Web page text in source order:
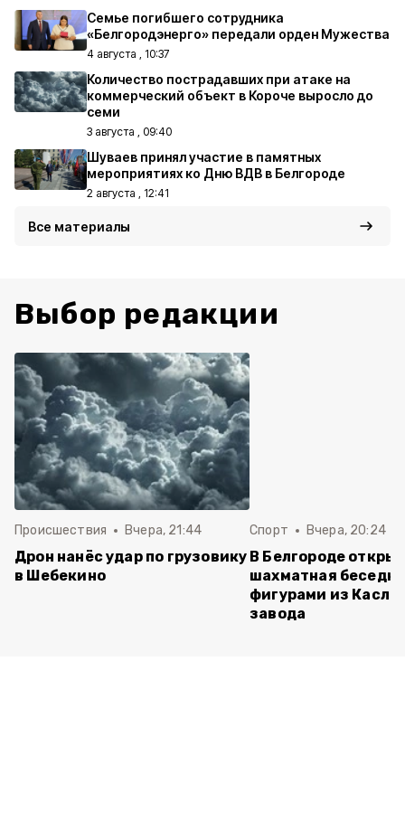
Семье погибшего сотрудника
«Белгородэнерго» передали орден Мужества
4 августа , 10:37
Количество пострадавших при атаке на
коммерческий объект в Короче выросло до
семи
3 августа , 09:40
Шуваев принял участие в памятных
мероприятиях ко Дню ВДВ в Белгороде
2 августа , 12:41
Все материалы
Выбор редакции
Происшествия Вчера, 21:44
Дрон нанёс удар по грузовику
в Шебекино
Спорт Вчера, 20:24
В Белгороде
шахматная
фигурами из
завода